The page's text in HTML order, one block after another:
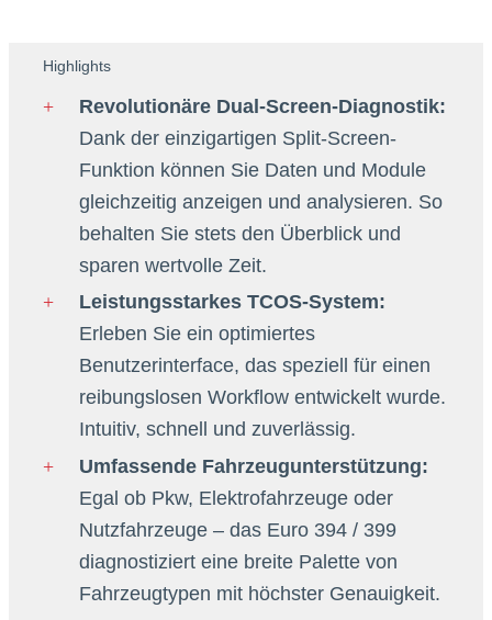
Highlights
Revolutionäre Dual-Screen-Diagnostik:
Dank der einzigartigen Split-Screen-
Funktion können Sie Daten und Module
gleichzeitig anzeigen und analysieren. So
behalten Sie stets den Überblick und
sparen wertvolle Zeit.
Leistungsstarkes TCOS-System:
Erleben Sie ein optimiertes
Benutzerinterface, das speziell für einen
reibungslosen Workflow entwickelt wurde.
Intuitiv, schnell und zuverlässig.
Umfassende Fahrzeugunterstützung:
Egal ob Pkw, Elektrofahrzeuge oder
Nutzfahrzeuge – das Euro 394 / 399
diagnostiziert eine breite Palette von
Fahrzeugtypen mit höchster Genauigkeit.